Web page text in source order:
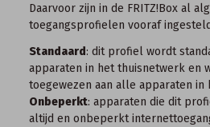
Daarvoor zijn in de FRITZ!Box al
toegangsprofielen vooraf
Standaard: dit profiel wordt
apparaten in het thuisnetwerk en
toegewezen aan alle apparaten in
Onbeperkt: apparaten die dit
altijd en onbeperkt